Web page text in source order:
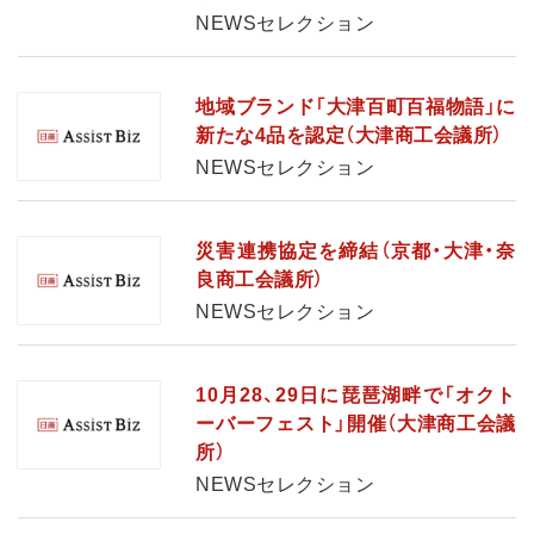
NEWSセレクション
地域ブランド「大津百町百福物語」に
新たな4品を認定（大津商工会議所）
NEWSセレクション
災害連携協定を締結（京都・大津・奈
良商工会議所）
NEWSセレクション
10月28、29日に琵琶湖畔で「オクト
ーバーフェスト」開催（大津商工会議
所）
NEWSセレクション